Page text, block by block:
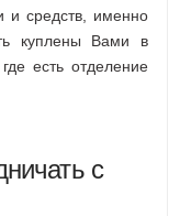
и средств, именно
куплены Вами в
есть отделение
с